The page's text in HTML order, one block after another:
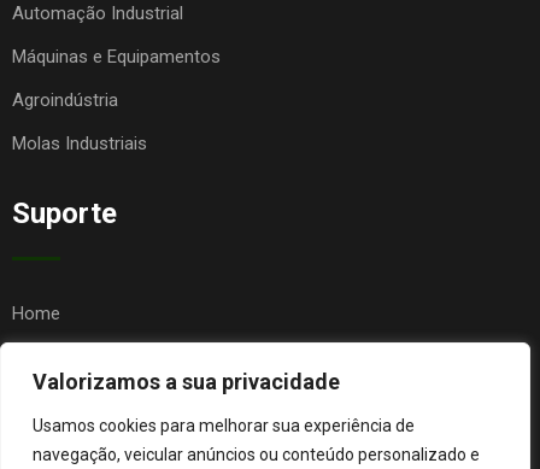
Valorizamos a sua privacidade
Usamos cookies para melhorar sua experiência de
navegação, veicular anúncios ou conteúdo personalizado e
Automação Industrial
Máquinas e Equipamentos
Agroindústria
Molas Industriais
Suporte
Home